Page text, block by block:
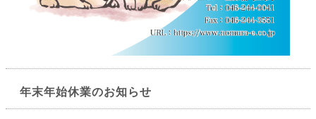
年末年始休業のお知らせ